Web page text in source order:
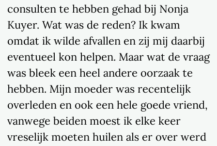
consulten te hebben gehad bij Nonja
Kuyer. Wat was de reden? Ik kwam
omdat ik wilde afvallen en zij mij daarbij
eventueel kon helpen. Maar wat de vraag
was bleek een heel andere oorzaak te
hebben. Mijn moeder was recentelijk
overleden en ook een hele goede vriend,
vanwege beiden moest ik elke keer
vreselijk moeten huilen als er over werd